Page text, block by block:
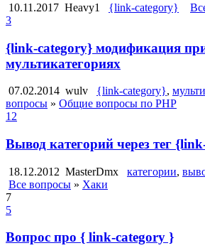
10.11.2017 Heavy1 {link-category}
3
{link-category} модификация
мультикатегориях
07.02.2014 wulv {link-category},
вопросы » Общие вопросы по PHP
12
Вывод категорий через тег
18.12.2012 MasterDmx категории,
Все вопросы » Хаки
7
5
Вопрос про { link-category }